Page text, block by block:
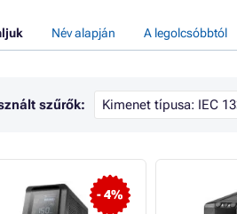
Név alapján A legolcsóbbtól
szűrők: Kimenet típusa: IEC 13
- 4%